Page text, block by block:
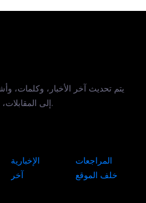
يتم تحديث آخر الأخبار، وكلمات،
إلى المقابلات، استعراض الألبوم، وافتتاحيات فتاة.
الإخبارية
المراجعات
آخر
خلف الموقع